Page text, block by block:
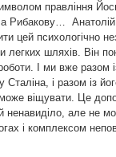
правління
Рибакову…
цей психологічно
шляхів. Він
І ми вже разом
Сталіна, і разом із
віщувати. Це
але не
і комплексом